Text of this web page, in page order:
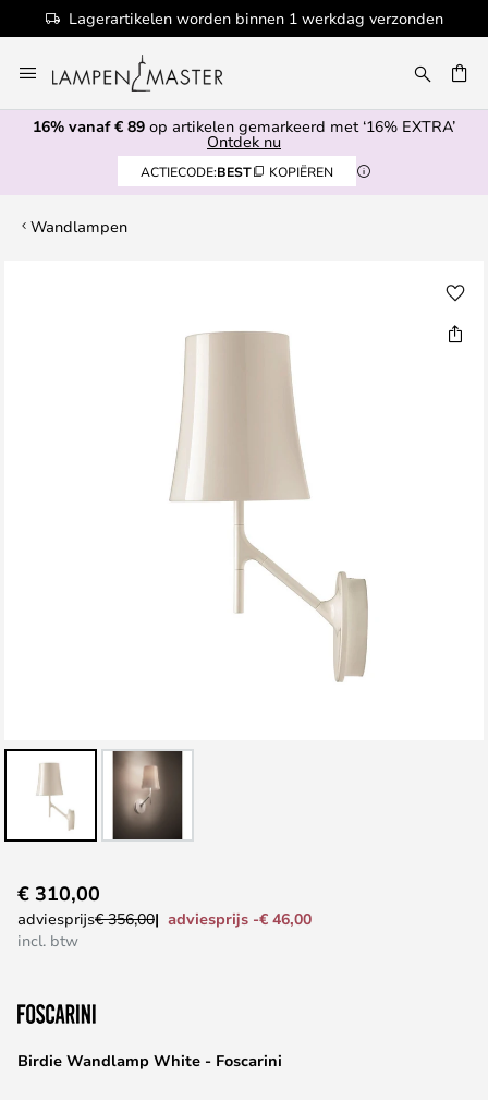
Lagerartikelen worden binnen 1 werkdag verzonden
naar
de
inhoud
16% vanaf € 89 op artikelen gemarkeerd met ‘16% EXTRA’
Ontdek nu
ACTIECODE:BEST KOPIËREN
Wandlampen
naar
het
de
gallerij
Birdie Wandlamp White - Foscarini
€ 310,00
adviesprijs€ 356,00
adviesprijs -€ 46,00
incl. btw